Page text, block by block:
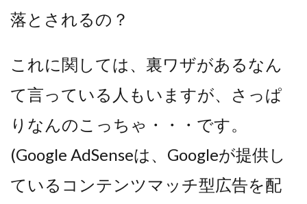
落とされるの？
これに関しては、裏ワザがあるなん
て言っている人もいますが、さっぱ
りなんのこっちゃ・・・です。
(Google AdSenseは、Googleが提供し
ているコンテンツマッチ型広告を配